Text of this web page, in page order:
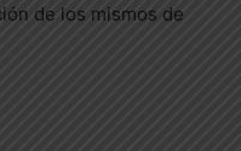
de los mismos de